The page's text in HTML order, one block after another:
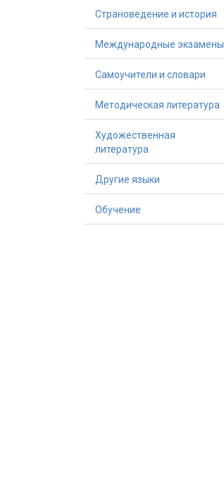
Страноведение и история
Международные экзамены
Самоучители и словари
Методическая литература
Художественная
литература
Другие языки
Обучение